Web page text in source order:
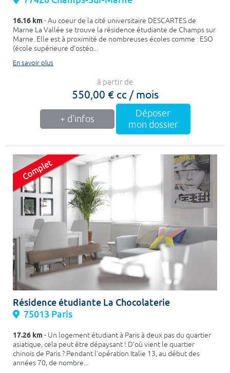
16.16 km- Au coeur de la cité universitaire DESCARTES de
Marne La Vallée se trouve la résidence étudiante de Champs sur
Marne. Elle est à proximité de nombreuses écoles comme : ESO
(école supérieure d’ostéo...
En savoir plus
à partir de
550,00 € cc / mois
+ d'infos
Déposer
mon dossier
Résidence étudiante La Chocolaterie
75013 Paris
17.26 km- Un logement étudiant à Paris à deux pas du quartier
asiatique, cela peut être dépaysant ! D'où vient le quartier
chinois de Paris ? Pendant l'opération Italie 13, au début des
années 70, de nombre...